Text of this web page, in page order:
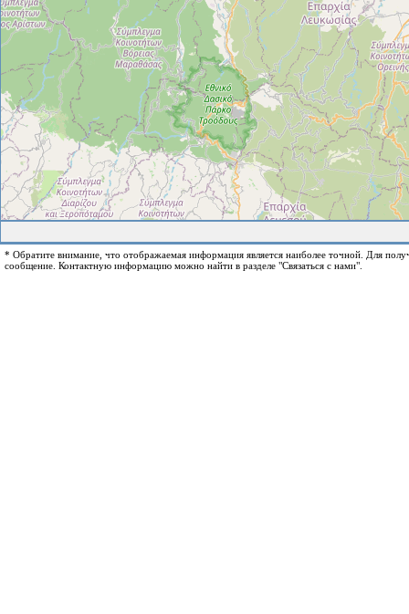
* Обратите внимание, что отображаемая информация является наиболее точной. Для
сообщение. Контактную информацию можно найти в разделе "Связаться с нами".